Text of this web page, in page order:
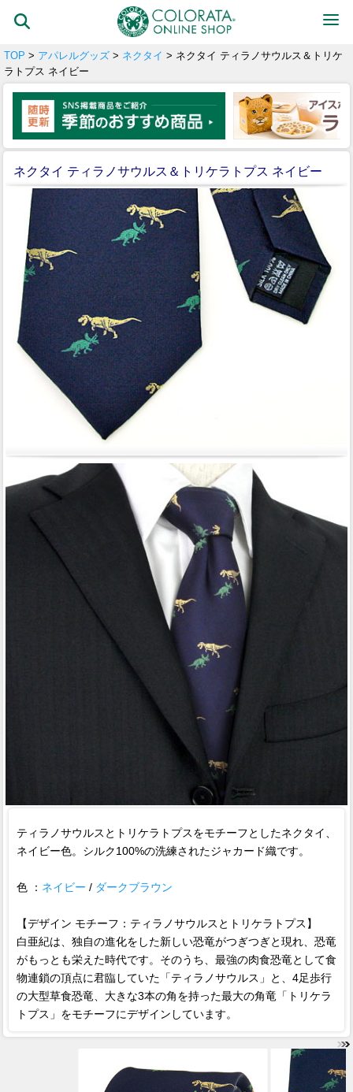
TOP > アパレルグッズ > ネクタイ > ネクタイ ティラノサウルス＆トリケ
ラトプス ネイビー
ネクタイ ティラノサウルス＆トリケラトプス ネイビー
ティラノサウルスとトリケラトプスをモチーフとしたネクタイ、
ネイビー色。シルク100%の洗練されたジャカード織です。
色 ： ネイビー / ダークブラウン
【デザイン モチーフ：ティラノサウルスとトリケラトプス】
白亜紀は、独自の進化をした新しい恐竜がつぎつぎと現れ、恐竜
がもっとも栄えた時代です。そのうち、最強の肉食恐竜として食
物連鎖の頂点に君臨していた「ティラノサウルス」と、4足歩行
の大型草食恐竜、大きな3本の角を持った最大の角竜「トリケラ
トプス」をモチーフにデザインしています。